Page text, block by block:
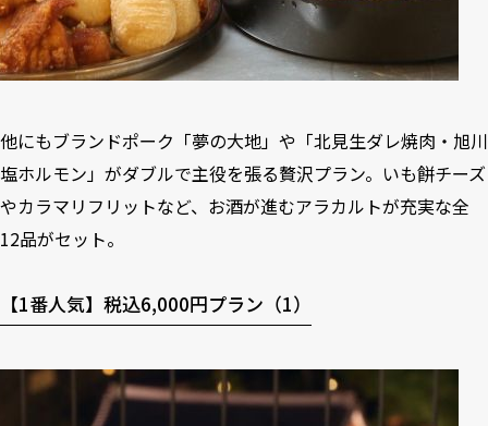
他にもブランドポーク「夢の大地」や「北見生ダレ焼肉・旭川
塩ホルモン」がダブルで主役を張る贅沢プラン。いも餅チーズ
やカラマリフリットなど、お酒が進むアラカルトが充実な全
12品がセット。
【1番人気】税込6,000円プラン（1）